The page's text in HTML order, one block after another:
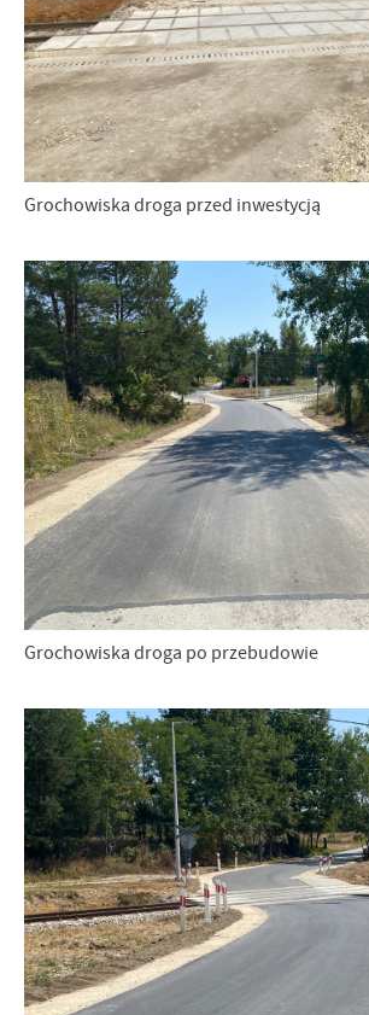
Grochowiska droga przed inwestycją
Grochowiska droga po przebudowie